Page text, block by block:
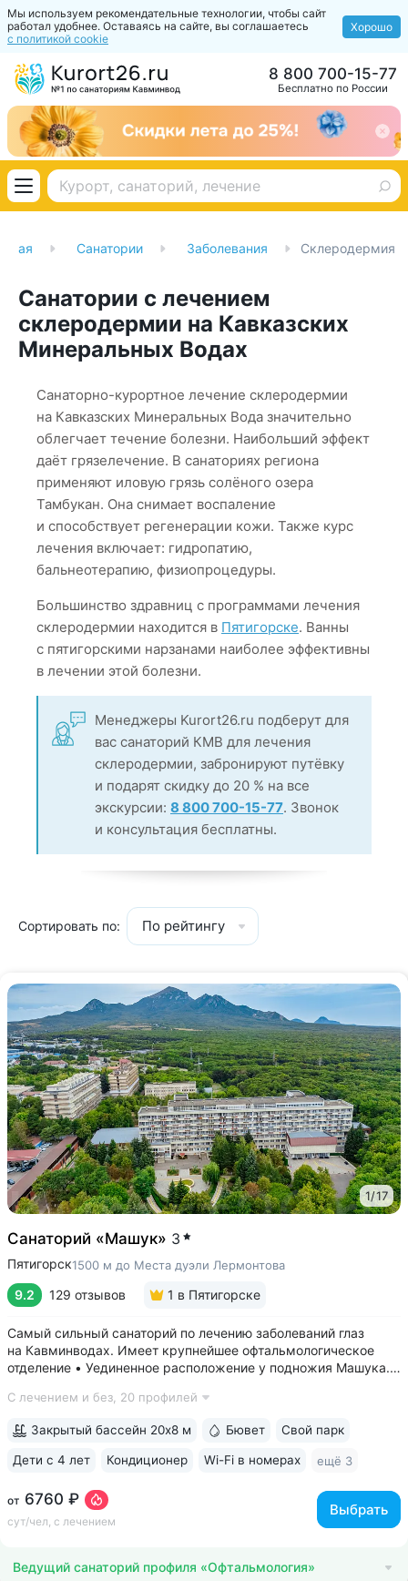
Мы используем рекомендательные технологии, чтобы сайт
работал удобнее. Оставаясь на сайте, вы соглашаетесь
с политикой cookie
Хорошо
Бесплатно по России
8 800 700-15-77
Санатории Заболевания Склеродермия
Санатории с лечением
склеродермии на Кавказских
Минеральных Водах
Санаторно-курортное лечение склеродермии
на Кавказских Минеральных Вода значительно
облегчает течение болезни. Наибольший эффект
даёт грязелечение. В санаториях региона
применяют иловую грязь солёного озера
Тамбукан. Она снимает воспаление
и способствует регенерации кожи. Также курс
лечения включает: гидропатию,
бальнеотерапию, физиопроцедуры.
Большинство здравниц с программами лечения
склеродермии находится в Пятигорске. Ванны
с пятигорскими нарзанами наиболее эффективны
в лечении этой болезни.
Менеджеры Kurort26.ru подберут для
вас санаторий КМВ для лечения
склеродермии, забронируют путёвку
и подарят скидку до 20 % на все
экскурсии: 8 800 700-15-77. Звонок
и консультация бесплатны.
Сортировать по: По рейтингу
1/17
Санаторий «Машук» 3
Пятигорск1500 м до Места дуэли Лермонтова
9.2 129 отзывов 1 в Пятигорске
Самый сильный санаторий по лечению заболеваний глаз
на Кавминводах. Имеет крупнейшее офтальмологическое
отделение • Уединенное расположение у подножия Машука.
площадка Ворота любви, начало терренкура вокруг Машука.
С лечением и без, 20 профилей
от 6760 ₽
сут/чел, с лечением
Выбрать
Закрытый бассейн 20х8 м Бювет Свой парк
Дети с 4 лет Кондиционер Wi-Fi в номерах ещё 3
Ведущий санаторий профиля «Офтальмология»